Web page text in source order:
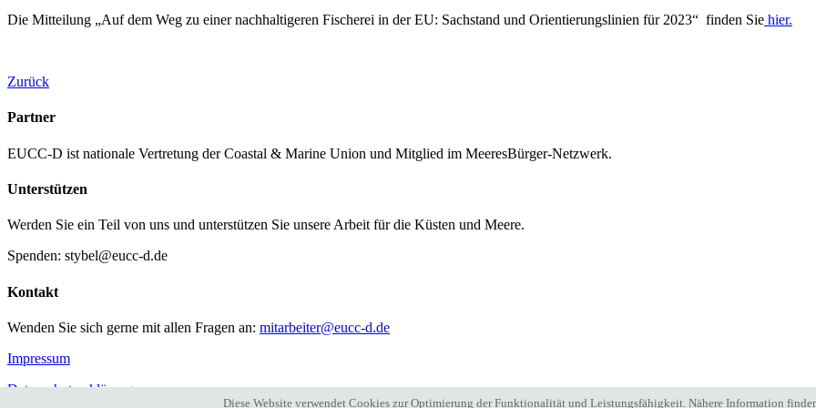
Die Mitteilung „Auf dem Weg zu einer nachhaltigeren Fischerei in der EU: Sachstand und Orientierungslinien für 2023“ finden Sie hier.
Zurück
Partner
EUCC-D ist nationale Vertretung der Coastal & Marine Union und Mitglied im MeeresBürger-Netzwerk.
Unterstützen
Werden Sie ein Teil von uns und unterstützen Sie unsere Arbeit für die Küsten und Meere.
Spenden: stybel@eucc-d.de
Kontakt
Wenden Sie sich gerne mit allen Fragen an: mitarbeiter@eucc-d.de
Impressum
Datenschutzerklärung
Diese Website verwendet Cookies zur Optimierung der Funktionalität und Leistungsfähigkeit. Nähere Information